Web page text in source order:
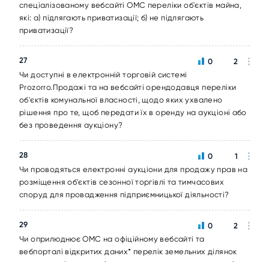
спеціалізованому вебсайті ОМС переліки об'єктів майна,
які: а) підлягають приватизації; б) не підлягають
приватизації?
27
Чи доступні в електронній торговій системі
Prozorro.Продажі та на вебсайті орендодавця переліки
об'єктів комунальної власності, щодо яких ухвалено
рішення про те, щоб передати їх в оренду на аукціоні або
без проведення аукціону?
0 2
28
Чи проводяться електронні аукціони для продажу прав на
розміщення об'єктів сезонної торгівлі та тимчасових
споруд для провадження підприємницької діяльності?
0 1
29
Чи оприлюднює ОМС на офіційному вебсайті та
вебпорталі відкритих даних* перелік земельних ділянок
0 2